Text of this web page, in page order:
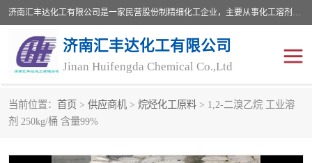
济南汇丰达化工有限公司是一家民营股份制精细化工企业，主要从事化工溶剂、药用辅料、合成中间体等深加工产品的研制开发、生产、销售和进出口贸易。主营产品：环氧丙烷，十二烷基苯，甲基磺酸，磺酸，DMF，DMAC，甘油，苯甲醇，乙酰氯，甲基丙烯酸，甲基丙烯酸甲酯，叔丁醇，异辛酸，二乙烯三胺，一乙，二乙‎，三乙醇胺，原乙酸三甲酯等化工产品及中间体。欢迎各界朋友洽谈咨询业务。
济南汇丰达化工有限公司
Jinan Huifengda Chemical Co.,Ltd
当前位置： 首页 > 供应商机 > 烷烃化工原料 > 1,2-二溴乙烷 工业溶
剂 250kg/桶 含量99%
胺类
醇类 醚类